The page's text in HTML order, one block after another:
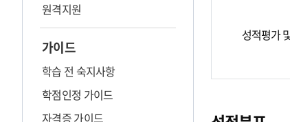
원격지원
가이드
학습 전 숙지사항
학점인정 가이드
자격증 가이드
성적평가